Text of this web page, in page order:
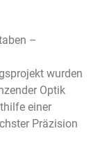
–
wurden
Optik
einer
Präzision